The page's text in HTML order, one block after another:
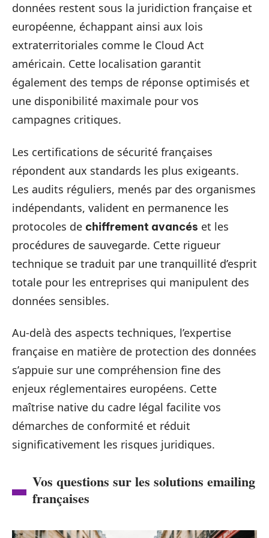
données restent sous la juridiction française et
européenne, échappant ainsi aux lois
extraterritoriales comme le Cloud Act
américain. Cette localisation garantit
également des temps de réponse optimisés et
une disponibilité maximale pour vos
campagnes critiques.
Les certifications de sécurité françaises
répondent aux standards les plus exigeants.
Les audits réguliers, menés par des organismes
indépendants, valident en permanence les
protocoles de chiffrement avancés et les
procédures de sauvegarde. Cette rigueur
technique se traduit par une tranquillité d’esprit
totale pour les entreprises qui manipulent des
données sensibles.
Au-delà des aspects techniques, l’expertise
française en matière de protection des données
s’appuie sur une compréhension fine des
enjeux réglementaires européens. Cette
maîtrise native du cadre légal facilite vos
démarches de conformité et réduit
significativement les risques juridiques.
Vos questions sur les solutions emailing
françaises